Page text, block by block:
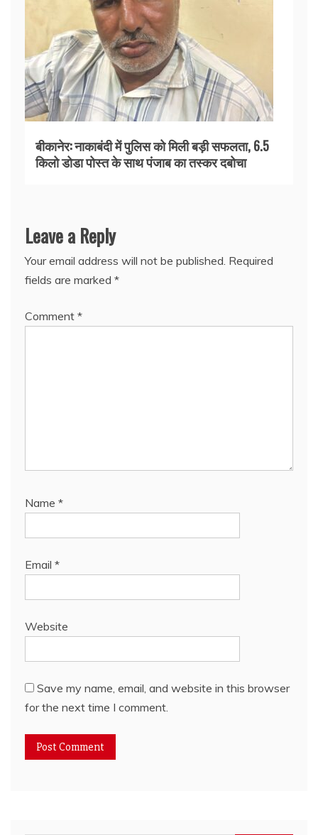
बीकानेर: नाकाबंदी में पुलिस को मिली बड़ी सफलता, 6.5
किलो डोडा पोस्त के साथ पंजाब का तस्कर दबोचा
Leave a Reply
Your email address will not be published. Required
fields are marked *
Comment *
Name *
Email *
Website
Save my name, email, and website in this browser
for the next time I comment.